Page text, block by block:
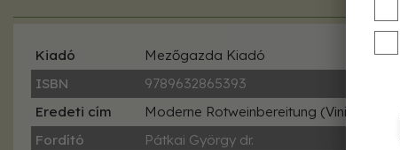
Kiadó
Mezőgazda Kiadó
ISBN
9789632865393
Eredeti cím
Moderne Rotweinbereitung
Fordító
Pátkai György dr.